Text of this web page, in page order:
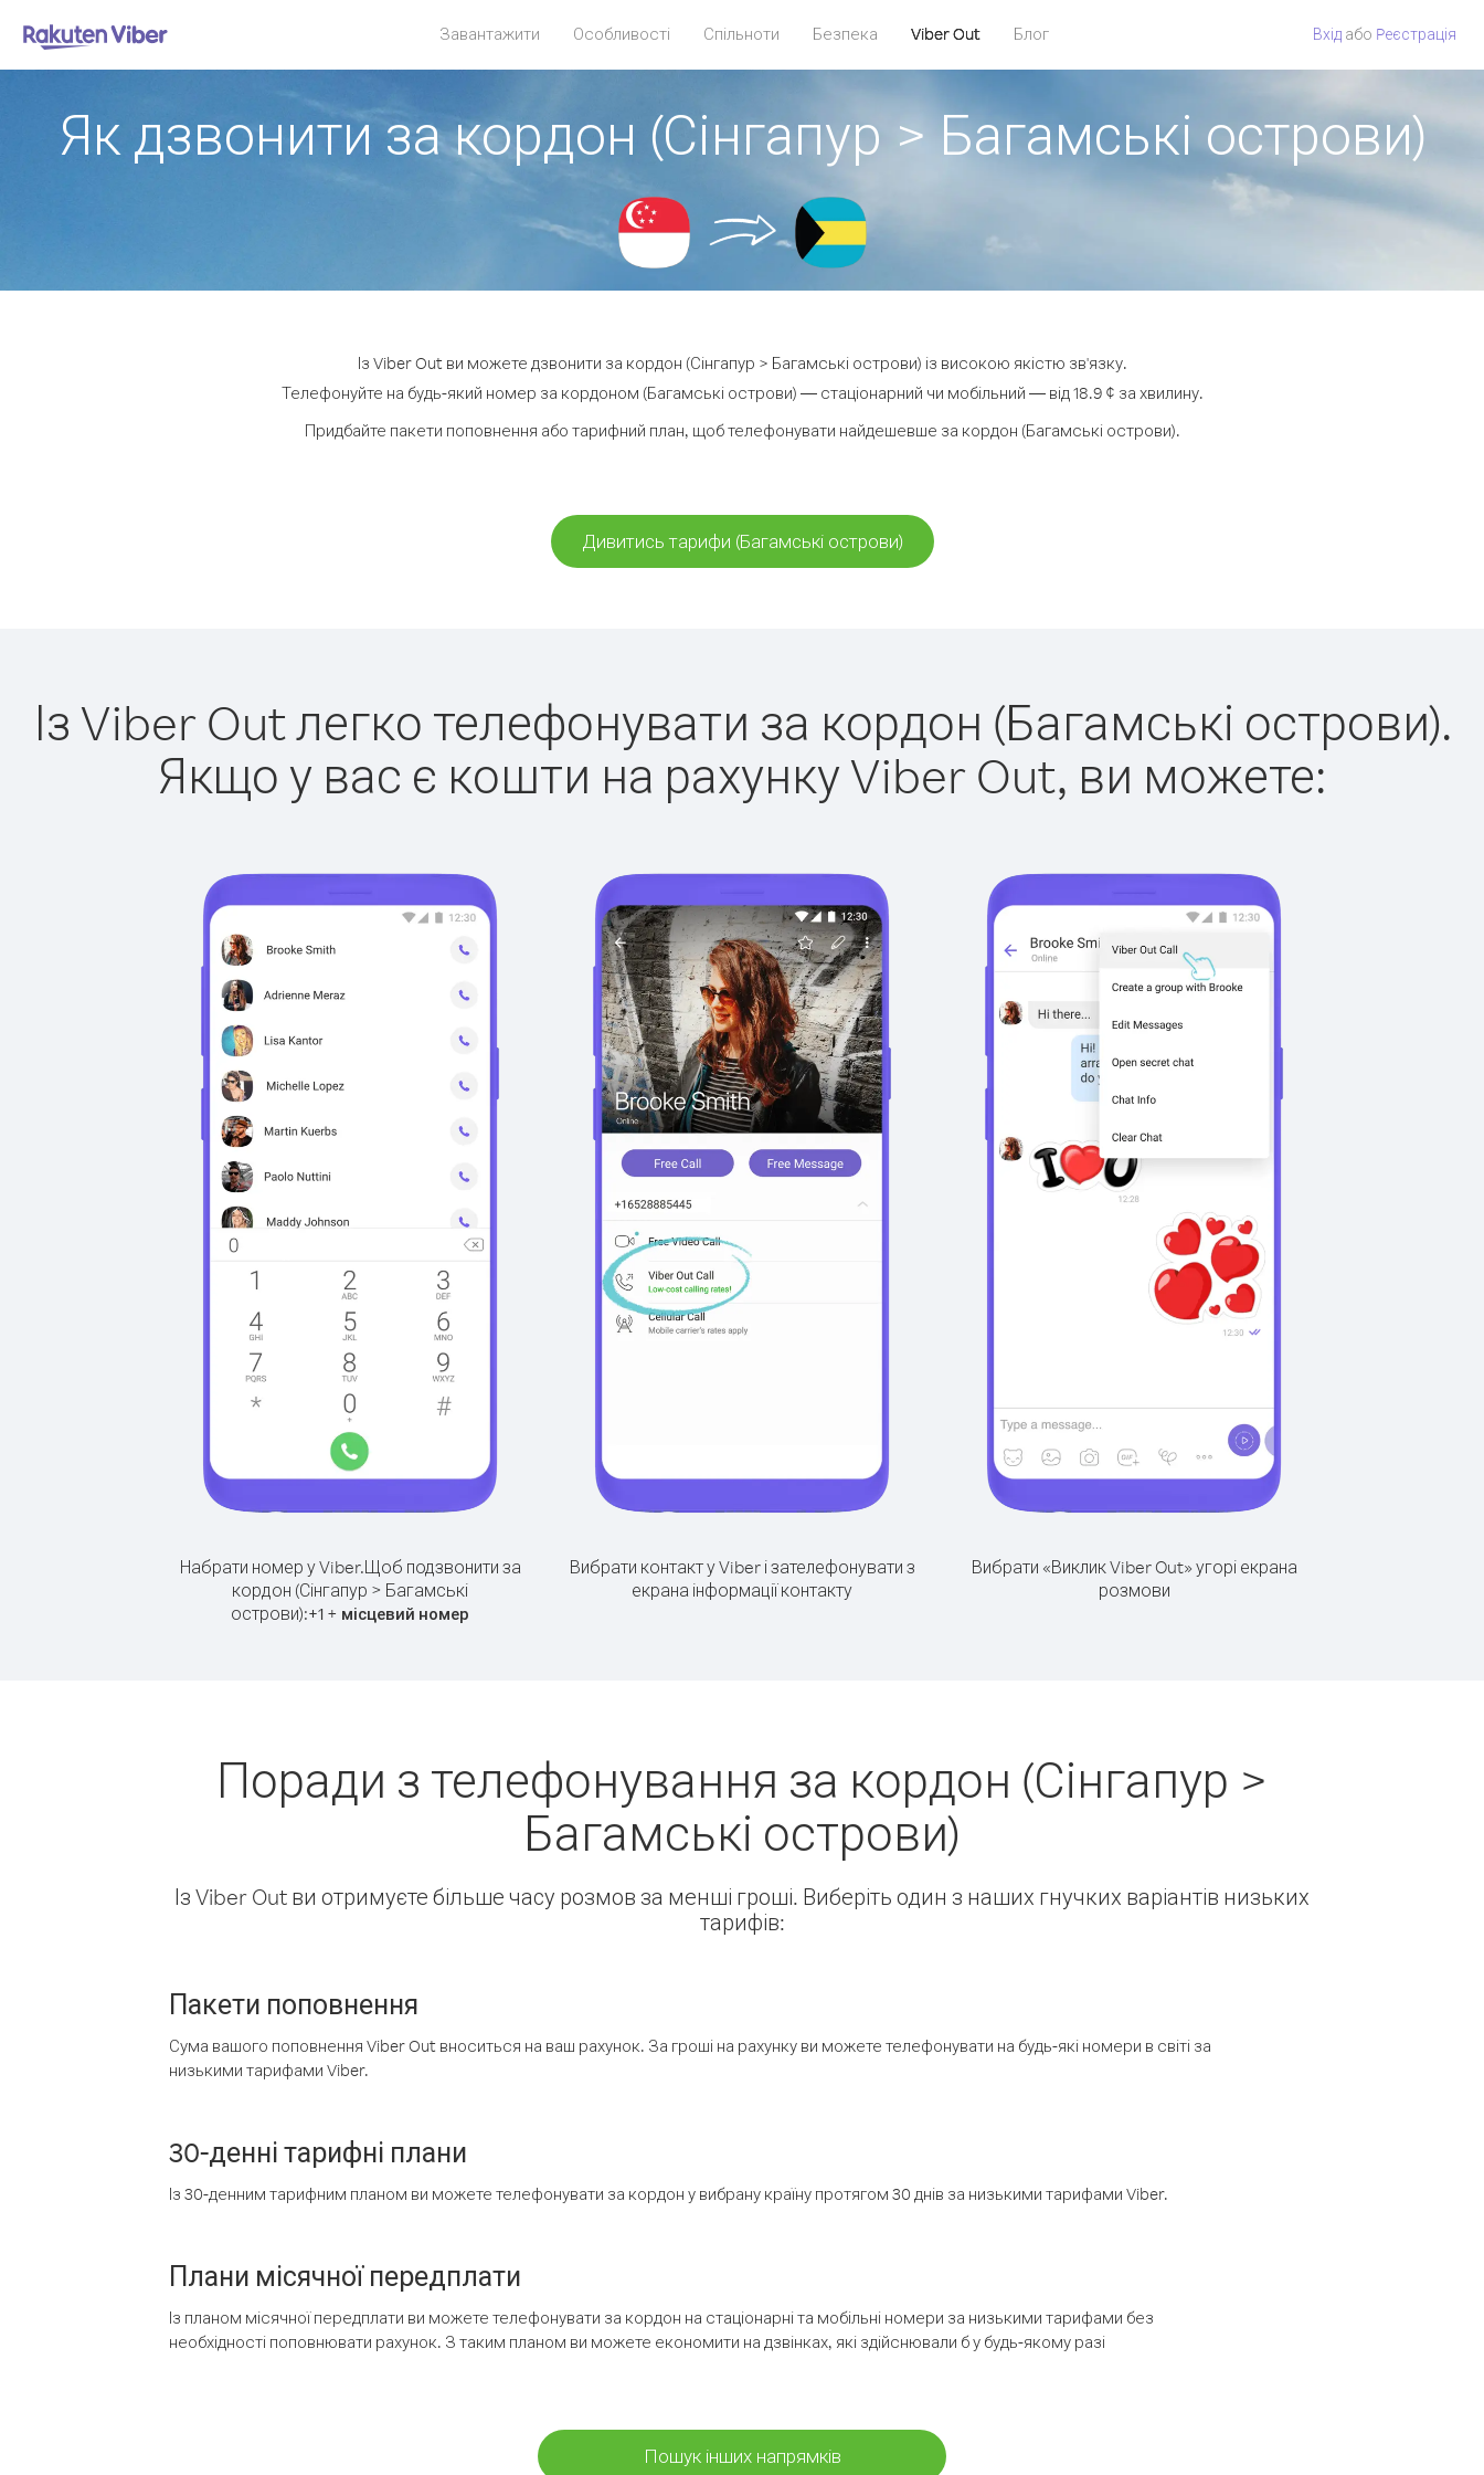
Завантажити Особливості Спільноти Безпека Viber Out Блог Вхід або Pеєстрація
Як дзвонити за кордон (Сінгапур > Багамські острови)
Із Viber Out ви можете дзвонити за кордон (Сінгапур > Багамські острови) із високою якістю зв'язку.
Телефонуйте на будь-який номер за кордоном (Багамські острови) — стаціонарний чи мобільний — від 18.9 ¢ за хвилину.
Придбайте пакети поповнення або тарифний план, щоб телефонувати найдешевше за кордон (Багамські острови).
Дивитись тарифи (Багамські острови)
Із Viber Out легко телефонувати за кордон (Багамські острови).
Якщо у вас є кошти на рахунку Viber Out, ви можете:
Набрати номер у Viber.Щоб подзвонити за
кордон (Сінгапур > Багамські
острови):+1 + місцевий номер
Вибрати контакт у Viber і зателефонувати з
екрана інформації контакту
Вибрати «Виклик Viber Out» угорі екрана
розмови
Поради з телефонування за кордон (Сінгапур >
Багамські острови)
Із Viber Out ви отримуєте більше часу розмов за менші гроші. Виберіть один з наших гнучких варіантів низьких
тарифів:
Пакети поповнення
Сума вашого поповнення Viber Out вноситься на ваш рахунок. За гроші на рахунку ви можете телефонувати на будь-які номери в світі за
низькими тарифами Viber.
30-денні тарифні плани
Із 30-денним тарифним планом ви можете телефонувати за кордон у вибрану країну протягом 30 днів за низькими тарифами Viber.
Плани місячної передплати
Із планом місячної передплати ви можете телефонувати за кордон на стаціонарні та мобільні номери за низькими тарифами без
необхідності поповнювати рахунок. З таким планом ви можете економити на дзвінках, які здійснювали б у будь-якому разі
Пошук інших напрямків